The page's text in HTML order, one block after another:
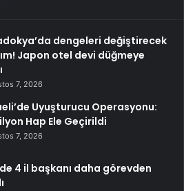
dengeleri değiştirecek
Japon otel devi düğmeye
7, 2026
Uyuşturucu Operasyonu:
Hap Ele Geçirildi
7, 2026
4 il başkanı daha görevden